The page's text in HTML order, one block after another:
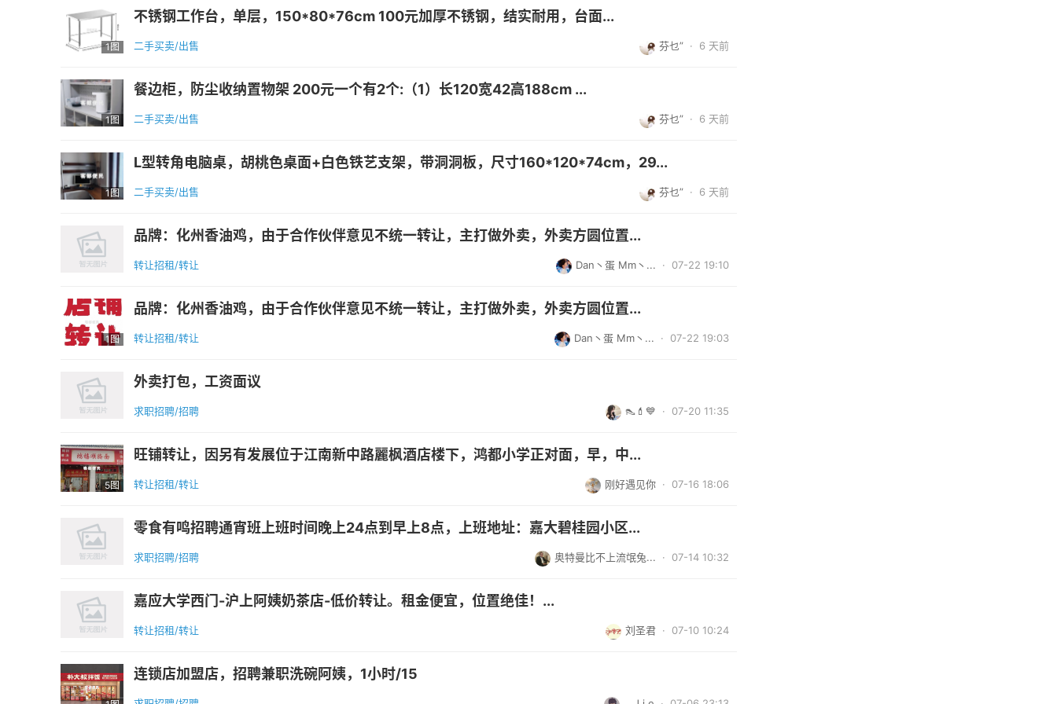
1图
不锈钢工作台，单层，150*80*76cm 100元加厚不锈钢，结实耐用，台面...
二手买卖/出售 芬乜” · 6 天前
1图
餐边柜，防尘收纳置物架 200元一个有2个:（1）长120宽42高188cm ...
二手买卖/出售 芬乜” · 6 天前
1图
L型转角电脑桌，胡桃色桌面+白色铁艺支架，带洞洞板，尺寸160*120*74cm，29...
二手买卖/出售 芬乜” · 6 天前
品牌：化州香油鸡，由于合作伙伴意见不统一转让，主打做外卖，外卖方圆位置...
转让招租/转让 Dan丶蛋 Mm丶... · 07-22 19:10
1图
品牌：化州香油鸡，由于合作伙伴意见不统一转让，主打做外卖，外卖方圆位置...
转让招租/转让 Dan丶蛋 Mm丶... · 07-22 19:03
外卖打包，工资面议
求职招聘/招聘 👠💄💙 · 07-20 11:35
5图
旺铺转让，因另有发展位于江南新中路麗枫酒店楼下，鸿都小学正对面，早，中...
转让招租/转让 刚好遇见你 · 07-16 18:06
零食有鸣招聘通宵班上班时间晚上24点到早上8点，上班地址：嘉大碧桂园小区...
求职招聘/招聘 奥特曼比不上流氓兔... · 07-14 10:32
嘉应大学西门-沪上阿姨奶茶店-低价转让。租金便宜，位置绝佳！...
转让招租/转让 刘圣君 · 07-10 10:24
连锁店加盟店，招聘兼职洗碗阿姨，1小时/15